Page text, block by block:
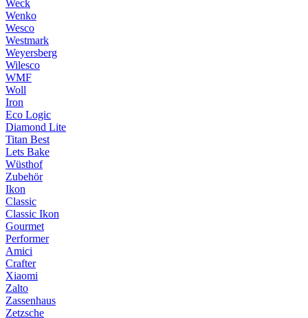
Weck
Wenko
Wesco
Westmark
Weyersberg
Wilesco
WMF
Woll
Iron
Eco Logic
Diamond Lite
Titan Best
Lets Bake
Wüsthof
Zubehör
Ikon
Classic
Classic Ikon
Gourmet
Performer
Amici
Crafter
Xiaomi
Zalto
Zassenhaus
Zetzsche